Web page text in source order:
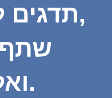
תדגים לי ואזכור,
שתף
ואלמד.